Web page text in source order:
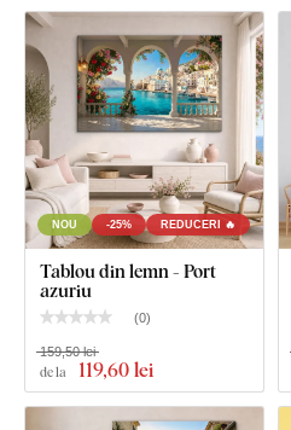
NOU -25% REDUCERI 🔥
Tablou din lemn - Port
azuriu
(0)
de la 119,60 lei
159,50 lei